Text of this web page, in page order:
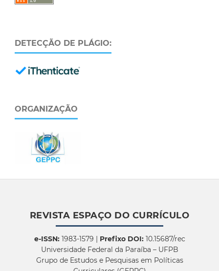
DETECÇÃO DE PLÁGIO:
ORGANIZAÇÃO
REVISTA ESPAÇO DO CURRÍCULO
e-ISSN:1983-1579 | Prefixo DOI:10.15687/rec
Universidade Federal da Paraíba – UFPB
Grupo de Estudos e Pesquisas em Políticas